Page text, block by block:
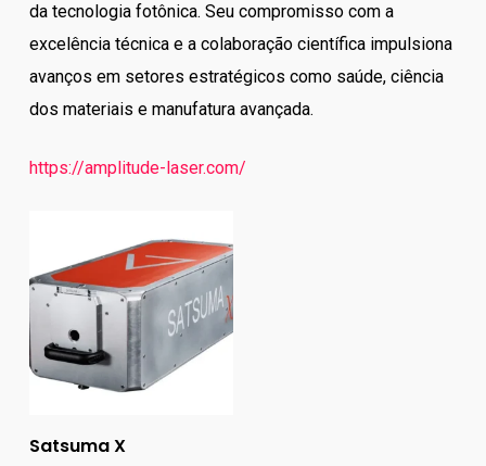
da tecnologia fotônica. Seu compromisso com a
excelência técnica e a colaboração científica impulsiona
avanços em setores estratégicos como saúde, ciência
dos materiais e manufatura avançada.
https://amplitude-laser.com/
Ler Mais
Satsuma X